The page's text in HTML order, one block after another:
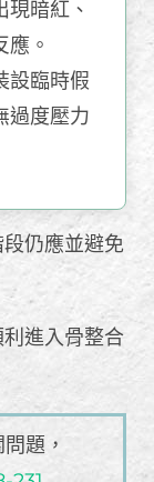
暗紅、
。
設臨時假
過度壓力
仍應並避免
進入骨整合
題，